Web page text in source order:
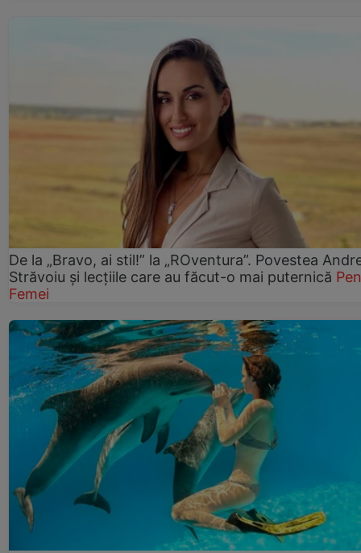
De la „Bravo, ai stil!” la „ROventura”. Povestea
Străvoiu și lecțiile care au făcut-o mai puternică
Femei